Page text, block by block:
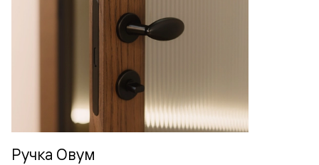
Ручка Овум